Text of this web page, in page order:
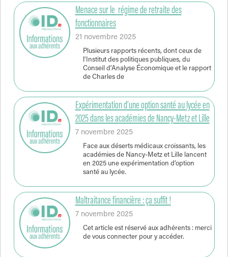
Menace sur le régime de retraite des
fonctionnaires
21 novembre 2025
Plusieurs rapports récents, dont ceux de
l’Institut des politiques publiques, du
Conseil d’Analyse Économique et le rapport
de Charles de
Expérimentation d’une option santé au lycée en
2025 dans les académies de Nancy-Metz et Lille
7 novembre 2025
Face aux déserts médicaux croissants, les
académies de Nancy-Metz et Lille lancent
en 2025 une expérimentation d’option
santé au lycée.
Maltraitance financière : ça suffit !
7 novembre 2025
Cet article est réservé aux adhérents : merci
de vous connecter pour y accéder.